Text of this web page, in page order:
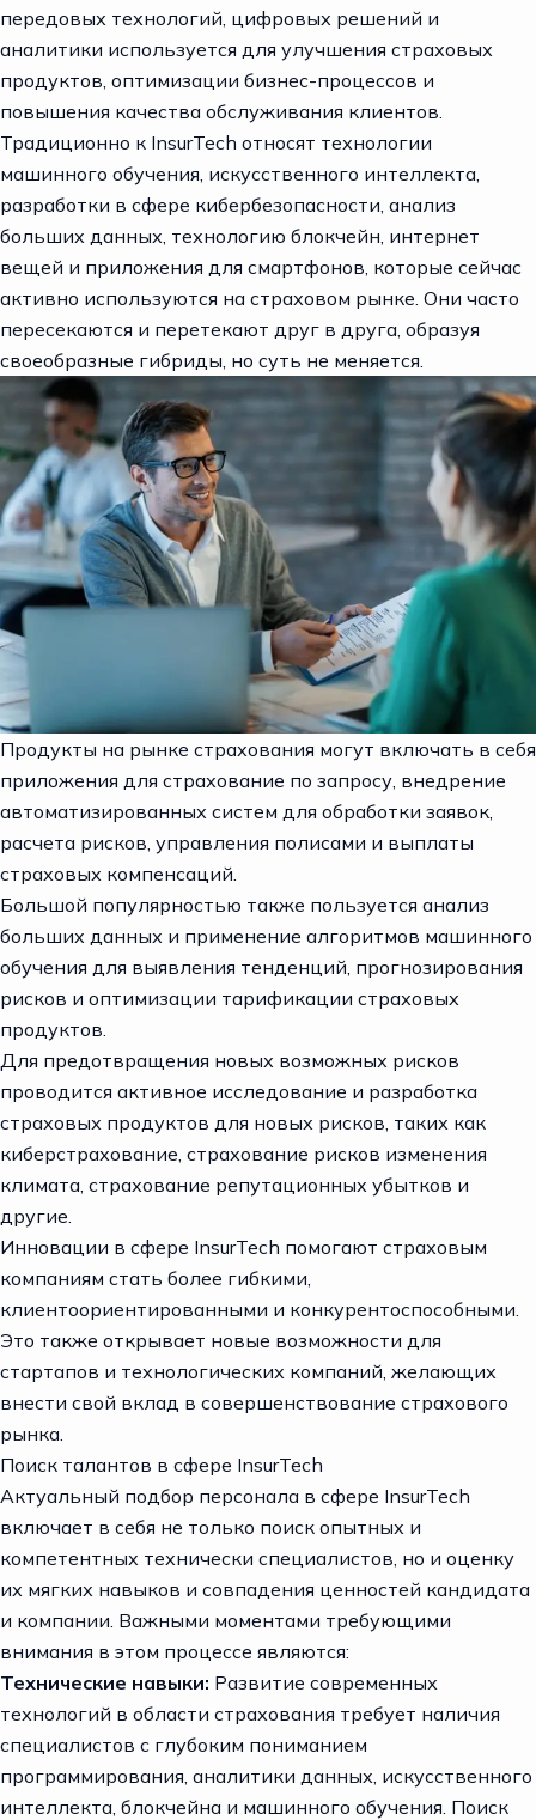
передовых технологий, цифровых решений и
аналитики используется для улучшения страховых
продуктов, оптимизации бизнес-процессов и
повышения качества обслуживания клиентов.
Традиционно к InsurTech относят технологии
машинного обучения, искусственного интеллекта,
разработки в сфере кибербезопасности, анализ
больших данных, технологию блокчейн, интернет
вещей и приложения для смартфонов, которые сейчас
активно используются на страховом рынке. Они часто
пересекаются и перетекают друг в друга, образуя
своеобразные гибриды, но суть не меняется.
Продукты на рынке страхования могут включать в себя
приложения для страхование по запросу, внедрение
автоматизированных систем для обработки заявок,
расчета рисков, управления полисами и выплаты
страховых компенсаций.
Большой популярностью также пользуется анализ
больших данных и применение алгоритмов машинного
обучения для выявления тенденций, прогнозирования
рисков и оптимизации тарификации страховых
продуктов.
Для предотвращения новых возможных рисков
проводится активное исследование и разработка
страховых продуктов для новых рисков, таких как
киберстрахование, страхование рисков изменения
климата, страхование репутационных убытков и
другие.
Инновации в сфере InsurTech помогают страховым
компаниям стать более гибкими,
клиентоориентированными и конкурентоспособными.
Это также открывает новые возможности для
стартапов и технологических компаний, желающих
внести свой вклад в совершенствование страхового
рынка.
Поиск талантов в сфере InsurTech
Актуальный подбор персонала в сфере InsurTech
включает в себя не только поиск опытных и
компетентных технически специалистов, но и оценку
их мягких навыков и совпадения ценностей кандидата
и компании. Важными моментами требующими
внимания в этом процессе являются:
Технические навыки: Развитие современных
технологий в области страхования требует наличия
специалистов с глубоким пониманием
программирования, аналитики данных, искусственного
интеллекта, блокчейна и машинного обучения. Поиск